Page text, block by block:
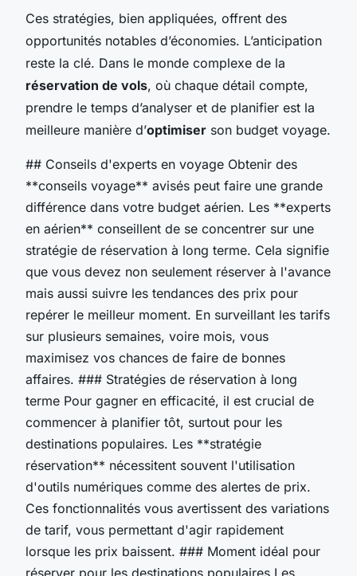
Ces stratégies, bien appliquées, offrent des
opportunités notables d’économies. L’anticipation
reste la clé. Dans le monde complexe de la
réservation de vols, où chaque détail compte,
prendre le temps d’analyser et de planifier est la
meilleure manière d’optimiser son budget voyage.
## Conseils d'experts en voyage Obtenir des
**conseils voyage** avisés peut faire une grande
différence dans votre budget aérien. Les **experts
en aérien** conseillent de se concentrer sur une
stratégie de réservation à long terme. Cela signifie
que vous devez non seulement réserver à l'avance
mais aussi suivre les tendances des prix pour
repérer le meilleur moment. En surveillant les tarifs
sur plusieurs semaines, voire mois, vous
maximisez vos chances de faire de bonnes
affaires. ### Stratégies de réservation à long
terme Pour gagner en efficacité, il est crucial de
commencer à planifier tôt, surtout pour les
destinations populaires. Les **stratégie
réservation** nécessitent souvent l'utilisation
d'outils numériques comme des alertes de prix.
Ces fonctionnalités vous avertissent des variations
de tarif, vous permettant d'agir rapidement
lorsque les prix baissent. ### Moment idéal pour
réserver pour les destinations populaires Les